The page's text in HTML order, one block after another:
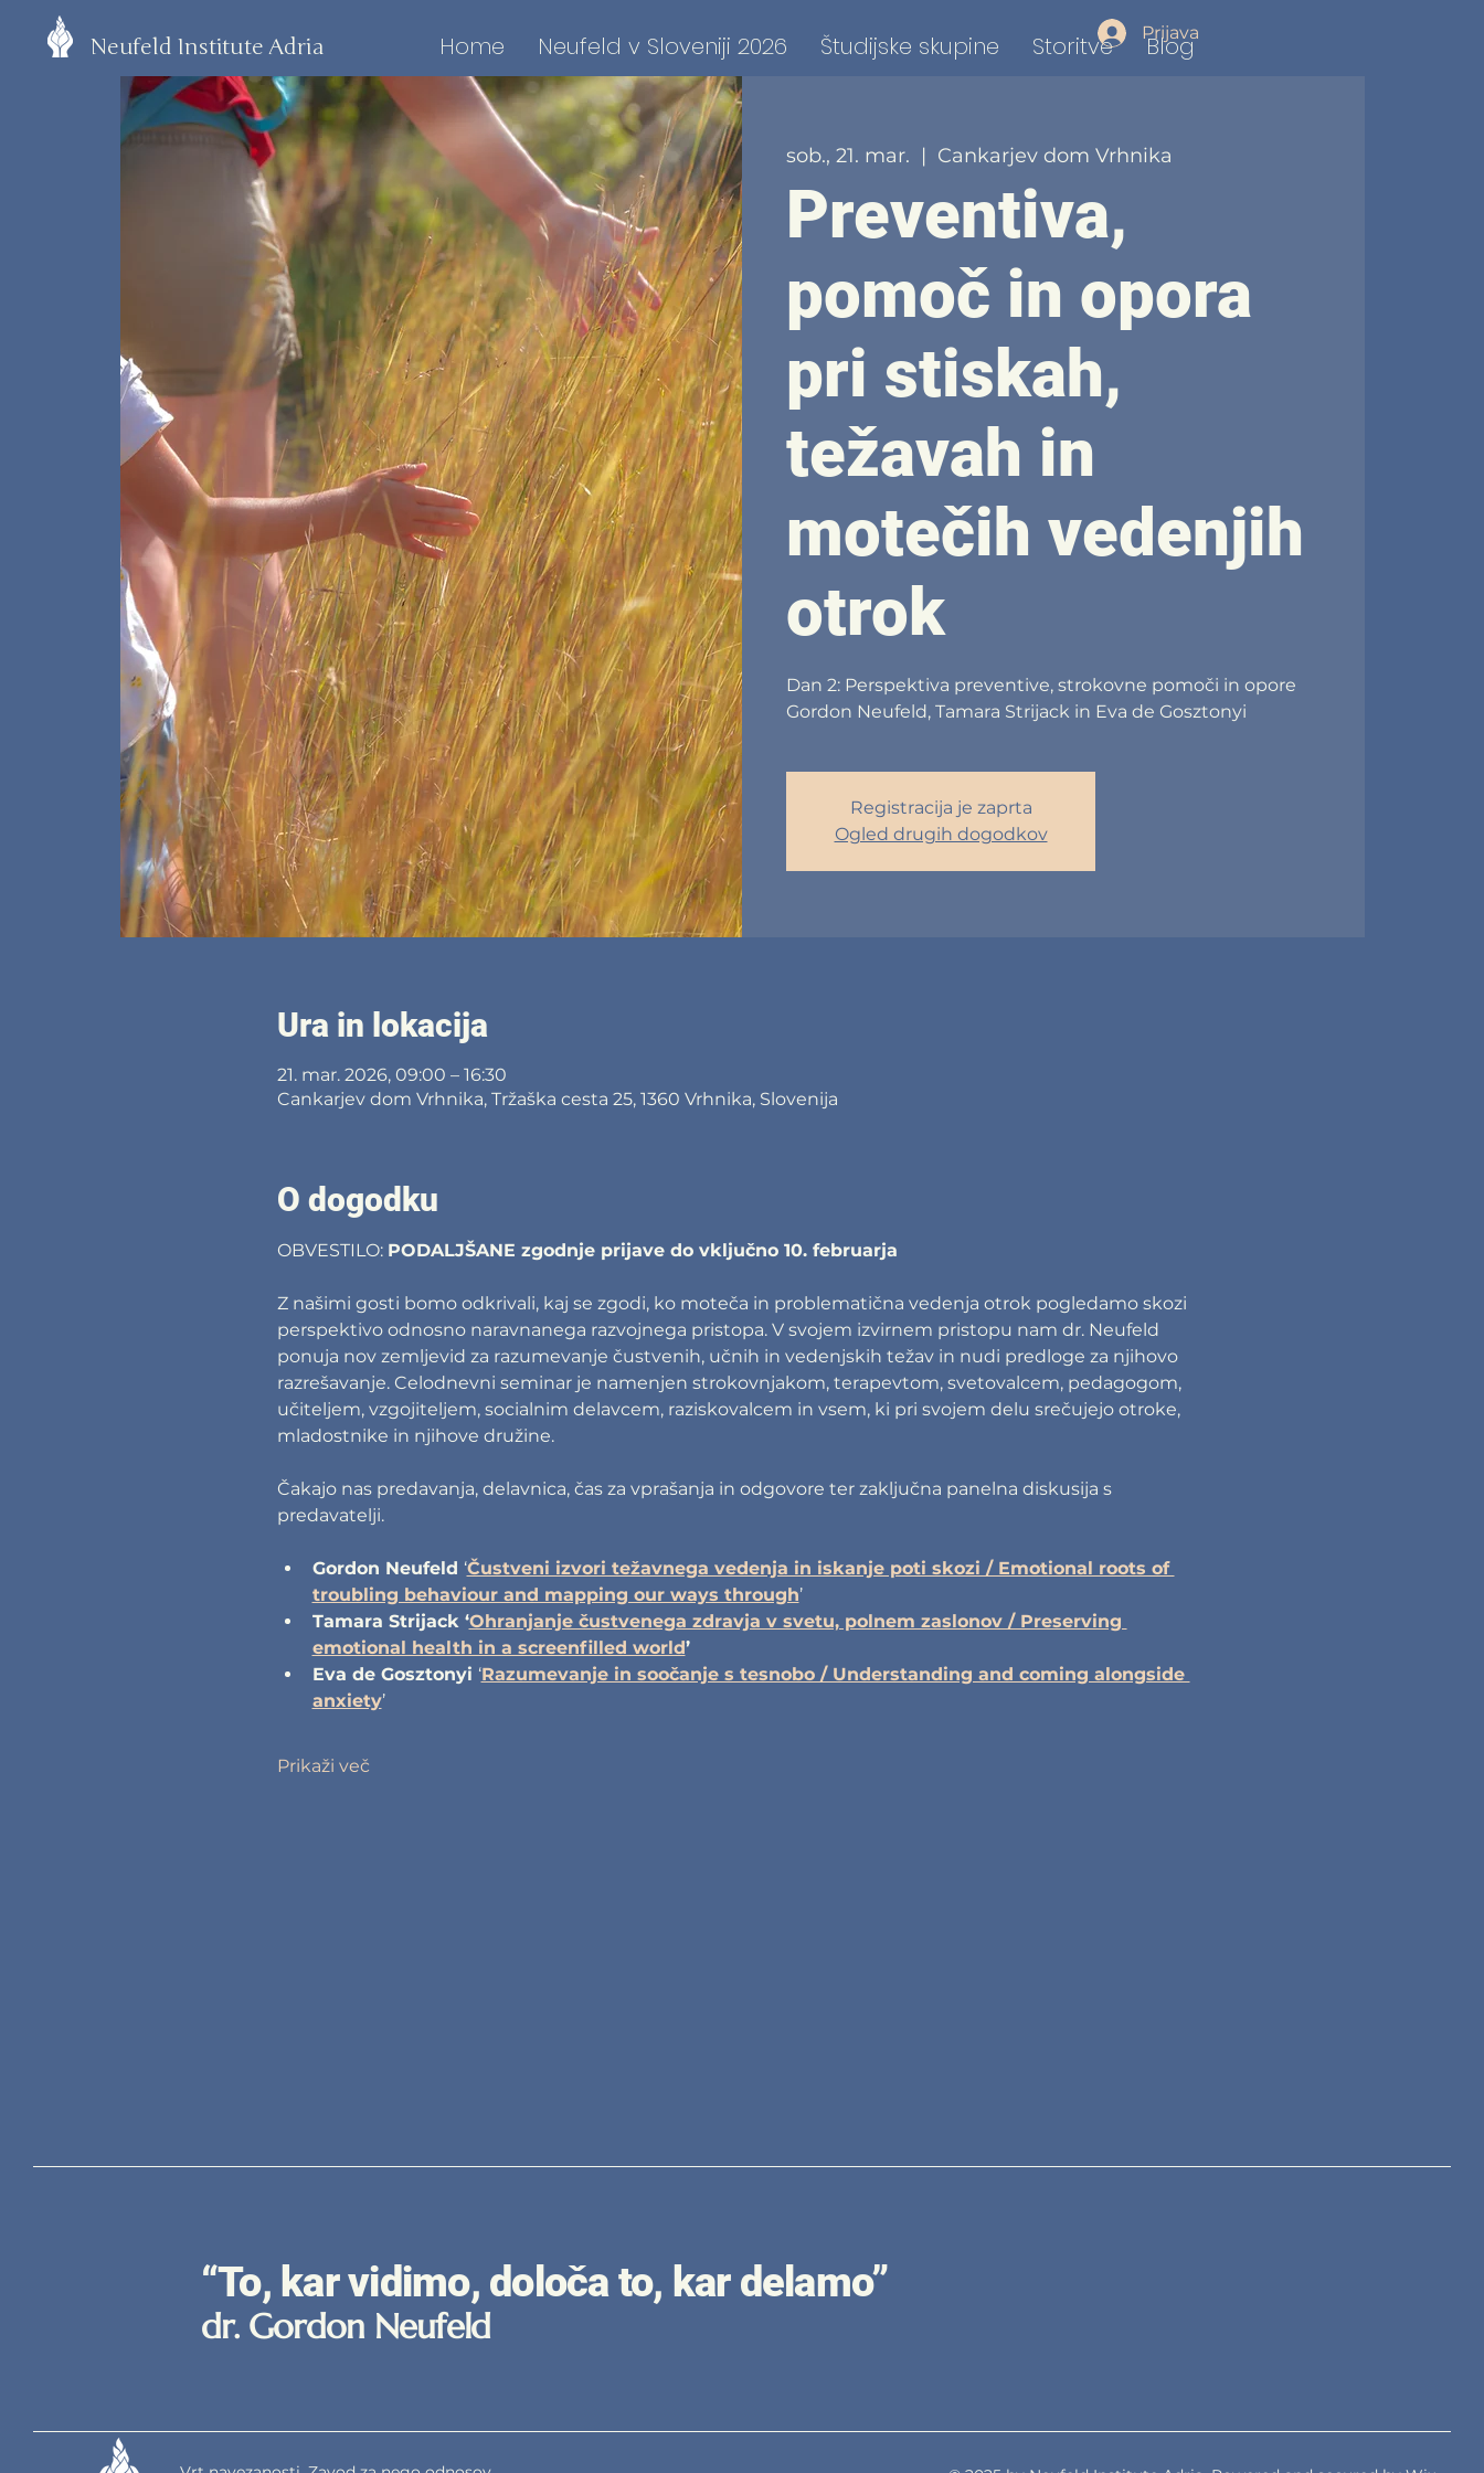
Neufeld Institute Adria Home Neufeld v Sloveniji 2026 Študijske skupine Storitve Blog
Prijava
sob., 21. mar.
  |
Cankarjev dom Vrhnika
Preventiva,
pomoč in opora
pri stiskah,
težavah in
motečih vedenjih
otrok
Dan 2: Perspektiva preventive, strokovne pomoči in opore
Gordon Neufeld, Tamara Strijack in Eva de Gosztonyi
Registracija je zaprta
Ogled drugih dogodkov
Ura in lokacija
21. mar. 2026, 09:00 – 16:30
Cankarjev dom Vrhnika, Tržaška cesta 25, 1360 Vrhnika, Slovenija
O dogodku
OBVESTILO: PODALJŠANE zgodnje prijave do vključno 10. februarja
Z našimi gosti bomo odkrivali, kaj se zgodi, ko moteča in problematična vedenja otrok pogledamo skozi
perspektivo odnosno naravnanega razvojnega pristopa. V svojem izvirnem pristopu nam dr. Neufeld
ponuja nov zemljevid za razumevanje čustvenih, učnih in vedenjskih težav in nudi predloge za njihovo
razrešavanje. Celodnevni seminar je namenjen strokovnjakom, terapevtom, svetovalcem, pedagogom,
učiteljem, vzgojiteljem, socialnim delavcem, raziskovalcem in vsem, ki pri svojem delu srečujejo otroke,
mladostnike in njihove družine.
Čakajo nas predavanja, delavnica, čas za vprašanja in odgovore ter zaključna panelna diskusija s
predavatelji.
Gordon Neufeld ‘Čustveni izvori težavnega vedenja in iskanje poti skozi / Emotional roots of
troubling behaviour and mapping our ways through’
Tamara Strijack ‘Ohranjanje čustvenega zdravja v svetu, polnem zaslonov / Preserving
emotional health in a screenfilled world’
Eva de Gosztonyi ‘Razumevanje in soočanje s tesnobo / Understanding and coming alongside
anxiety’
Prikaži več
“To, kar vidimo, določa to, kar delamo”
dr. Gordon Neufeld